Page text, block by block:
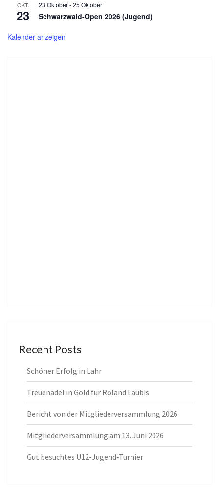
OKT.
23
23 Oktober-25 Oktober
Schwarzwald-Open 2026 (Jugend)
Kalender anzeigen
Recent Posts
Schöner Erfolg in Lahr
Treuenadel in Gold für Roland Laubis
Bericht von der Mitgliederversammlung 2026
Mitgliederversammlung am 13. Juni 2026
Gut besuchtes U12-Jugend-Turnier